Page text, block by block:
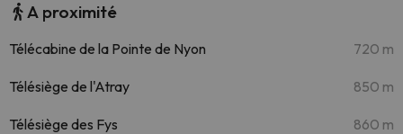
A proximité
Télécabine de la Pointe de Nyon 720 m
Télésiège de l'Atray 850 m
Télésiège des Fys 860 m